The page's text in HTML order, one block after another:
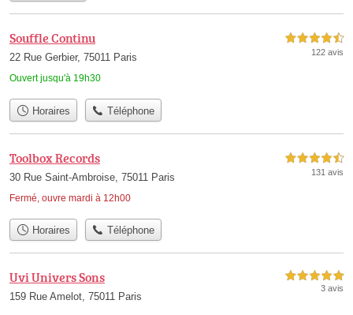
Souffle Continu
22 Rue Gerbier, 75011 Paris
Ouvert jusqu'à 19h30
4,5 étoiles sur 5
122 avis
Horaires Téléphone
Toolbox Records
30 Rue Saint-Ambroise, 75011 Paris
Fermé, ouvre mardi à 12h00
4,5 étoiles sur 5
131 avis
Horaires Téléphone
Uvi Univers Sons
159 Rue Amelot, 75011 Paris
5,0 étoiles sur 5
3 avis